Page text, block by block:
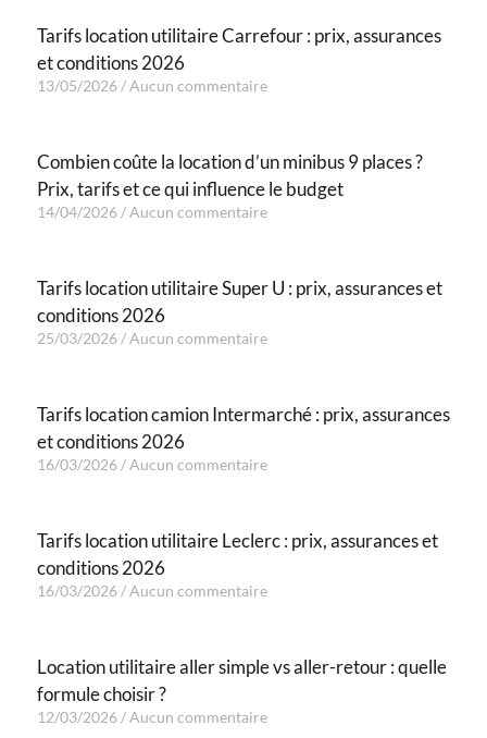
Tarifs location utilitaire Carrefour : prix, assurances
et conditions 2026
13/05/2026 Aucun commentaire
Combien coûte la location d’un minibus 9 places ?
Prix, tarifs et ce qui influence le budget
14/04/2026 Aucun commentaire
Tarifs location utilitaire Super U : prix, assurances et
conditions 2026
25/03/2026 Aucun commentaire
Tarifs location camion Intermarché : prix, assurances
et conditions 2026
16/03/2026 Aucun commentaire
Tarifs location utilitaire Leclerc : prix, assurances et
conditions 2026
16/03/2026 Aucun commentaire
Location utilitaire aller simple vs aller-retour : quelle
formule choisir ?
12/03/2026 Aucun commentaire